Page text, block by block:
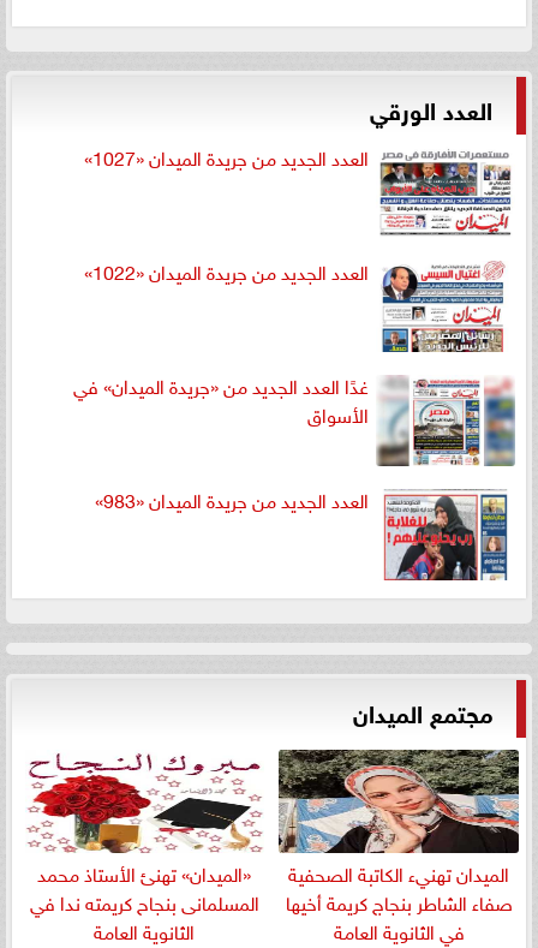
العدد الورقي
العدد الجديد من جريدة الميدان «1027»
العدد الجديد من جريدة الميدان «1022»
غدًا العدد الجديد من «جريدة الميدان» في
الأسواق
العدد الجديد من جريدة الميدان «983»
مجتمع الميدان
الميدان تهنيء الكاتبة الصحفية
صفاء الشاطر بنجاج كريمة أخيها
في الثانوية العامة
«الميدان» تهنئ الأستاذ محمد
المسلمانى بنجاح كريمته ندا في
الثانوية العامة